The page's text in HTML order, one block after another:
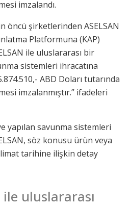
imzalandı.
öncü şirketlerinden ASELSAN
Platformuna (KAP)
ile uluslararası bir
sistemleri ihracatına
ABD Doları tutarında
imzalanmıştır.” ifadeleri
yapılan savunma sistemleri
söz konusu ürün veya
tarihine ilişkin detay
ile uluslararası